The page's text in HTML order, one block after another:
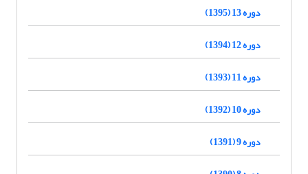
دوره 13 (1395)
دوره 12 (1394)
دوره 11 (1393)
دوره 10 (1392)
دوره 9 (1391)